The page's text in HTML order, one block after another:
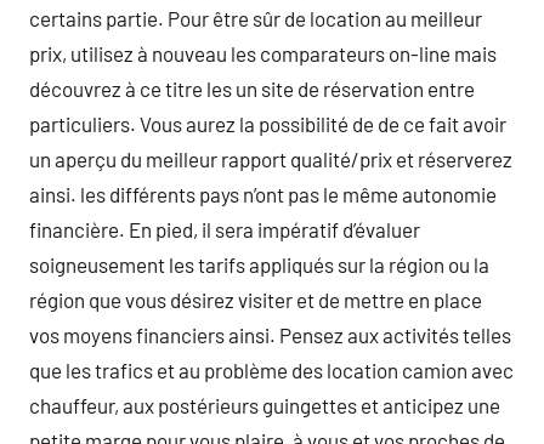
certains partie. Pour être sûr de location au meilleur
prix, utilisez à nouveau les comparateurs on-line mais
découvrez à ce titre les un site de réservation entre
particuliers. Vous aurez la possibilité de de ce fait avoir
un aperçu du meilleur rapport qualité/prix et réserverez
ainsi. les différents pays n’ont pas le même autonomie
financière. En pied, il sera impératif d’évaluer
soigneusement les tarifs appliqués sur la région ou la
région que vous désirez visiter et de mettre en place
vos moyens financiers ainsi. Pensez aux activités telles
que les trafics et au problème des location camion avec
chauffeur, aux postérieurs guingettes et anticipez une